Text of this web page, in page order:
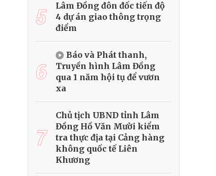
5
Lâm Đồng đôn đốc tiến độ
4 dự án giao thông trọng
điểm
6
Báo và Phát thanh,
Truyền hình Lâm Đồng
qua 1 năm hội tụ để vươn
xa
7
Chủ tịch UBND tỉnh Lâm
Đồng Hồ Văn Mười kiểm
tra thực địa tại Cảng hàng
không quốc tế Liên
Khương